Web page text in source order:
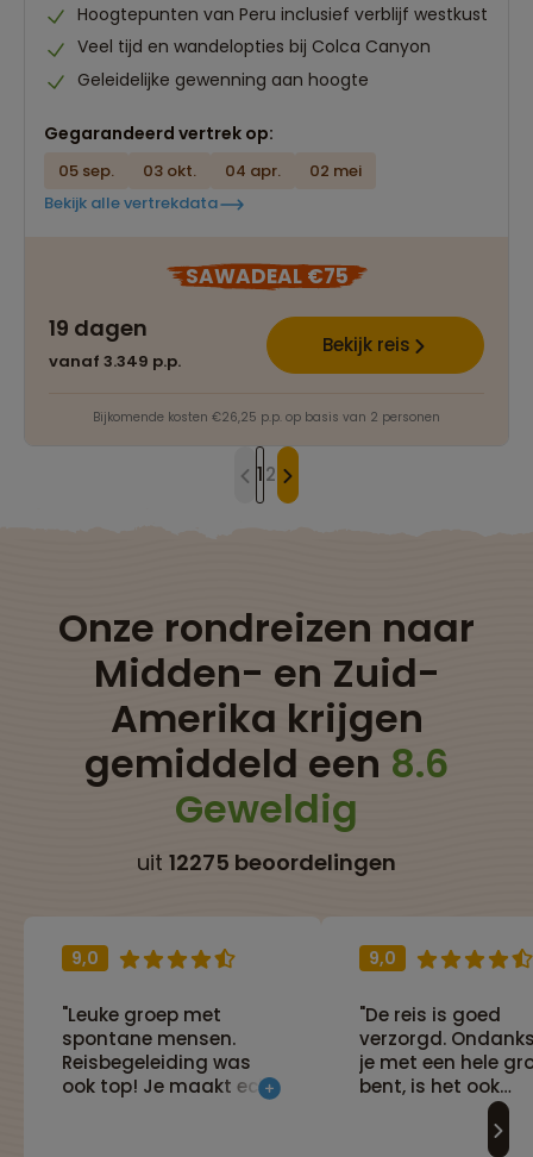
Hoogtepunten van Peru inclusief verblijf westkust
Veel tijd en wandelopties bij Colca Canyon
Geleidelijke gewenning aan hoogte
Gegarandeerd vertrek op:
05 sep. 03 okt. 04 apr.
02 mei
Bekijk alle vertrekdata
SAWADEAL €75
19 dagen
vanaf 3.349 p.p.
Bekijk reis
Bijkomende kosten €26,25 p.p. op basis van 2 personen
12
Onze rondreizen naar
Midden- en Zuid-
Amerika krijgen
gemiddeld een 8.6
Geweldig
uit 12275 beoordelingen
9,0
"Leuke groep met
spontane mensen.
Reisbegeleiding was
ook top! Je maakt echt
9,0
"De reis is goed
verzorgd.
je met een hele
bent, is het ook
mogelijk om de
aan te laten